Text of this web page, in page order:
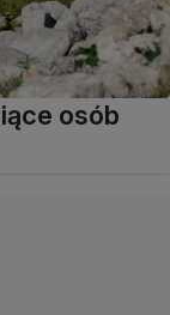
osób